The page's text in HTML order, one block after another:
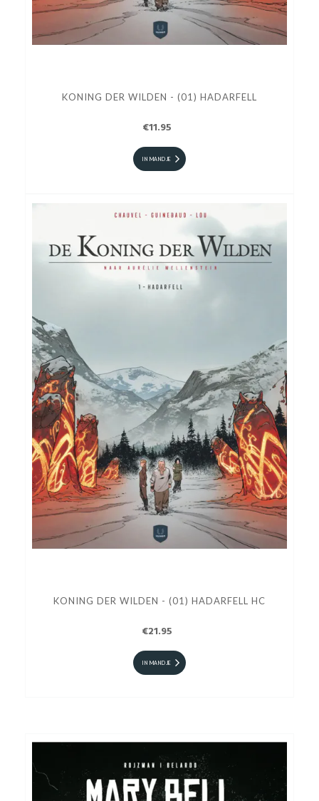
KONING DER WILDEN - (01) HADARFELL
€11.95
IN MANDJE
KONING DER WILDEN - (01) HADARFELL HC
€21.95
IN MANDJE